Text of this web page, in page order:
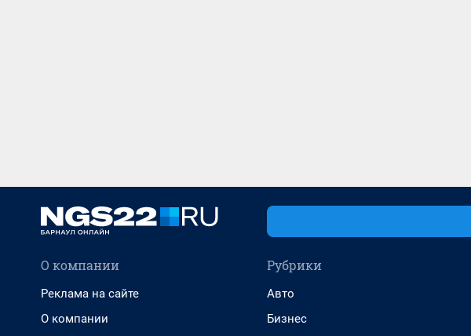
О компании
Реклама на сайте
О компании
Рубрики
Авто
Бизнес